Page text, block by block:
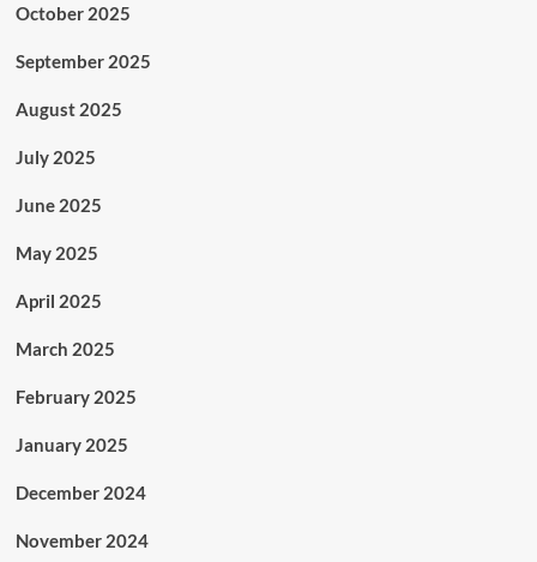
October 2025
September 2025
August 2025
July 2025
June 2025
May 2025
April 2025
March 2025
February 2025
January 2025
December 2024
November 2024